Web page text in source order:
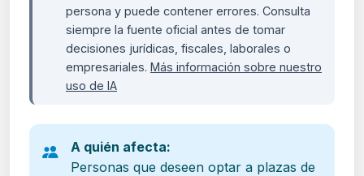
persona y puede contener errores. Consulta
siempre la fuente oficial antes de tomar
decisiones jurídicas, fiscales, laborales o
empresariales. Más información sobre nuestro
uso de IA
A quién afecta:
Personas que deseen optar a plazas de